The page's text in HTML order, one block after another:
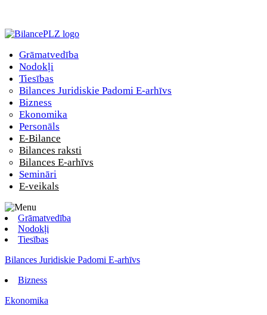
Grāmatvedība
Nodokļi
Tiesības
Bilances Juridiskie Padomi E-arhīvs
Bizness
Ekonomika
Personāls
E-Bilance
Bilances raksti
Bilances E-arhīvs
Semināri
E-veikals
Grāmatvedība
Nodokļi
Tiesības
Bilances Juridiskie Padomi E-arhīvs
Bizness
Ekonomika